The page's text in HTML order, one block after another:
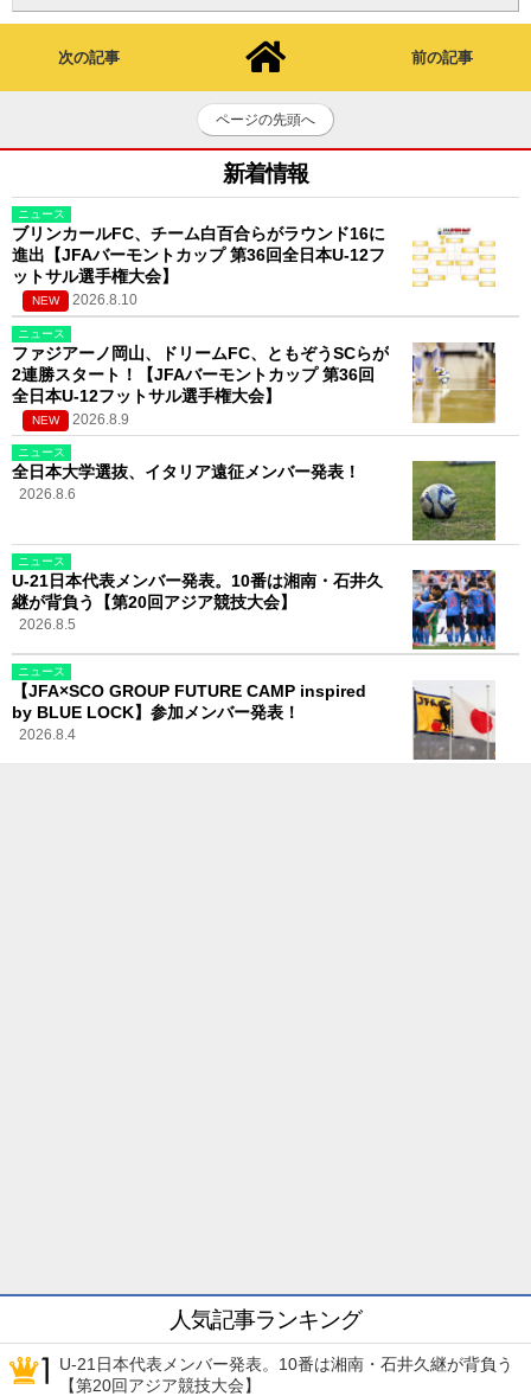
次の記事 前の記事
ページの先頭へ
新着情報
ニュース
ブリンカールFC、チーム白百合らがラウンド16に
進出【JFAバーモントカップ 第36回全日本U-12フ
ットサル選手権大会】
NEW 2026.8.10
ニュース
ファジアーノ岡山、ドリームFC、ともぞうSCらが
2連勝スタート！【JFAバーモントカップ 第36回
全日本U-12フットサル選手権大会】
NEW 2026.8.9
ニュース
全日本大学選抜、イタリア遠征メンバー発表！
2026.8.6
ニュース
U-21日本代表メンバー発表。10番は湘南・石井久
継が背負う【第20回アジア競技大会】
2026.8.5
ニュース
【JFA×SCO GROUP FUTURE CAMP inspired
by BLUE LOCK】参加メンバー発表！
2026.8.4
人気記事ランキング
U-21日本代表メンバー発表。10番は湘南・石井久継が背負う
【第20回アジア競技大会】